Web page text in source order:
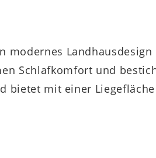
modernes
Schlafkomfort und
mit einer